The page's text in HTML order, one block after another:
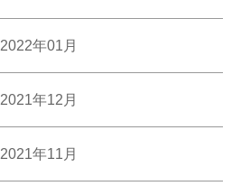
2022年01月
2021年12月
2021年11月